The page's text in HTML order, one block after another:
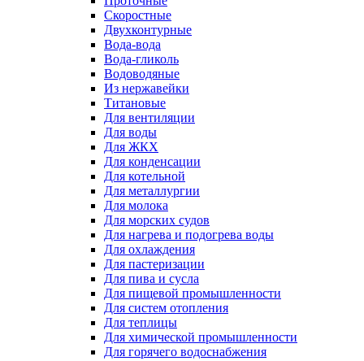
Скоростные
Двухконтурные
Вода-вода
Вода-гликоль
Водоводяные
Из нержавейки
Титановые
Для вентиляции
Для воды
Для ЖКХ
Для конденсации
Для котельной
Для металлургии
Для молока
Для морских судов
Для нагрева и подогрева воды
Для охлаждения
Для пастеризации
Для пива и сусла
Для пищевой промышленности
Для систем отопления
Для теплицы
Для химической промышленности
Для горячего водоснабжения